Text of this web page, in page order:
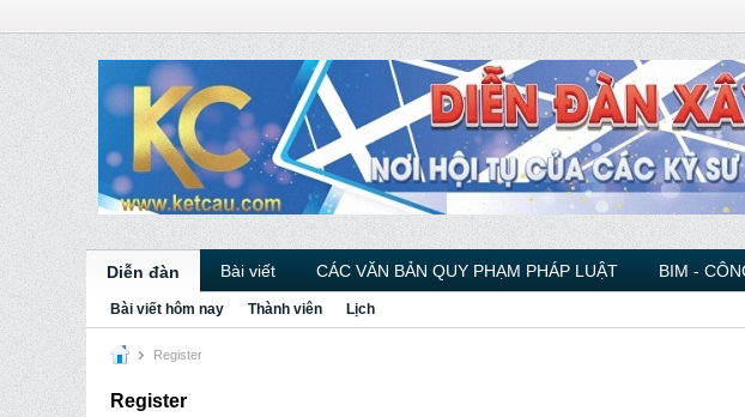
Diễn đàn Bài viết CÁC VĂN BẢN QUY PHẠM PHÁP LUẬT BIM -
Bài viết hôm nay Thành viên Lịch
Register
Register